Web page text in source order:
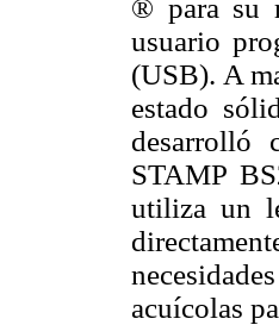
® para su
usuario
(USB). A
estado
desarrolló
STAMP
utiliza un
acuícolas